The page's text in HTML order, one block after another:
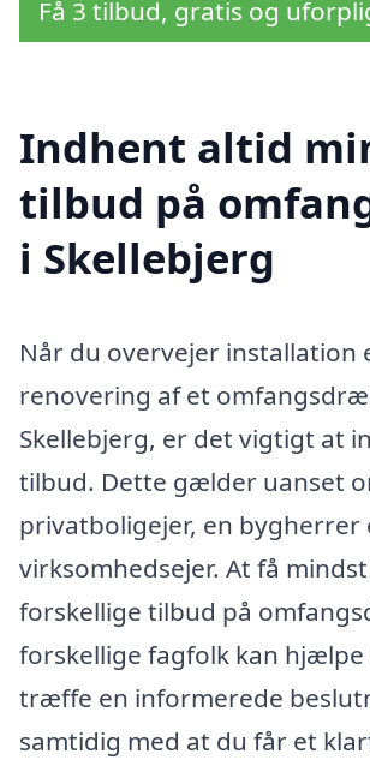
Få 3 tilbud, gratis og
Indhent altid
tilbud på
i Skellebjerg
Når du overvejer installation
renovering af et
Skellebjerg, er det vigtigt at
tilbud. Dette gælder uanset
privatboligejer, en bygherrer
virksomhedsejer. At få
forskellige tilbud på
forskellige fagfolk kan hjælpe
træffe en informerede
samtidig med at du får et